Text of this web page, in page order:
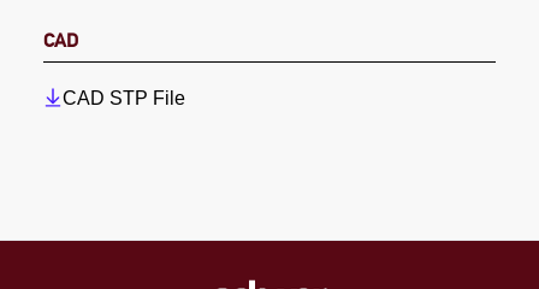
CAD
CAD STP File